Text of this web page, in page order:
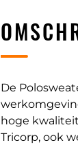
De
hoge
Tricorp, ook